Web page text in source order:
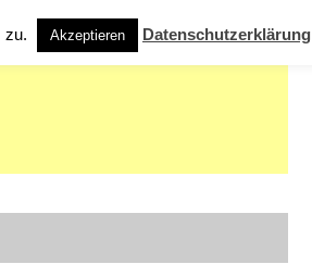
zu. Akzeptieren Datenschutzerklärung